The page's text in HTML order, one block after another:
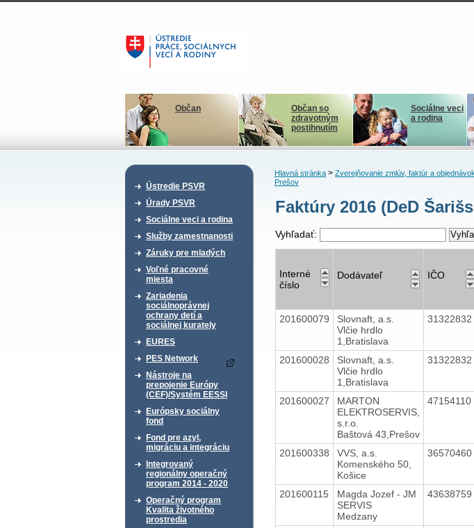
Občan
Občan so
zdravotným
postihnutím
Sociálne veci
a rodina
Ústredie PSVR
Úrady PSVR
Sociálne veci a rodina
Služby zamestnanosti
Záruky pre mladých
Voľné pracovné
miesta
Zariadenia
sociálnoprávnej
ochrany detí a
sociálnej kurately
EURES
PES Network
Nástroje na
prepojenie Európy
(CEF)/Systém EESSI
Európsky sociálny
fond
Fond pre azyl,
migráciu a integráciu
Integrovaný
regionálny operačný
program 2014 - 2020
Operačný program
Kvalita životného
prostredia
Hlavná stránka> Zverejňovanie zmlúv, faktúr a objednávok
Prešov
Faktúry 2016 (DeD
Vyhľadať:
Interné
číslo
Dodávateľ IČO
201600079
Slovnaft, a.s.
Vlčie hrdlo
1,Bratislava
31322832
201600028
Slovnaft, a.s.
Vlčie hrdlo
1,Bratislava
31322832
201600027
MARTON
ELEKTROSERVIS,
s.r.o.
Baštová 43,Prešov
47154110
201600338
VVS, a.s.
Komenského 50,
Košice
36570460
201600115
Magda Jozef - JM
SERVIS
Medzany
43638759